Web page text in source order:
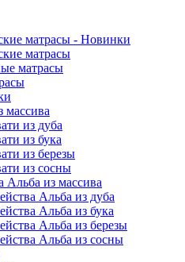
матрасы - Новинки
матрасы
матрасы
массива
из дуба
из бука
из березы
из сосны
Альба из массива
Альба из дуба
Альба из бука
Альба из березы
Альба из сосны